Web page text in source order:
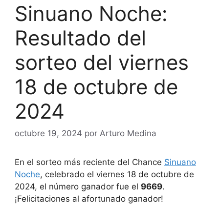
Sinuano Noche:
Resultado del
sorteo del viernes
18 de octubre de
2024
octubre 19, 2024 por Arturo Medina
En el sorteo más reciente del Chance Sinuano
Noche, celebrado el viernes 18 de octubre de
2024, el número ganador fue el 9669.
¡Felicitaciones al afortunado ganador!